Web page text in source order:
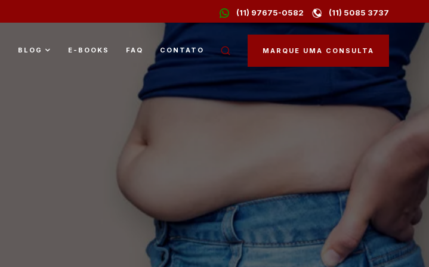
(11) 5085 3737
(11) 97675-0582
BLOG E-BOOKS FAQ CONTATO MARQUE UMA CONSULTA